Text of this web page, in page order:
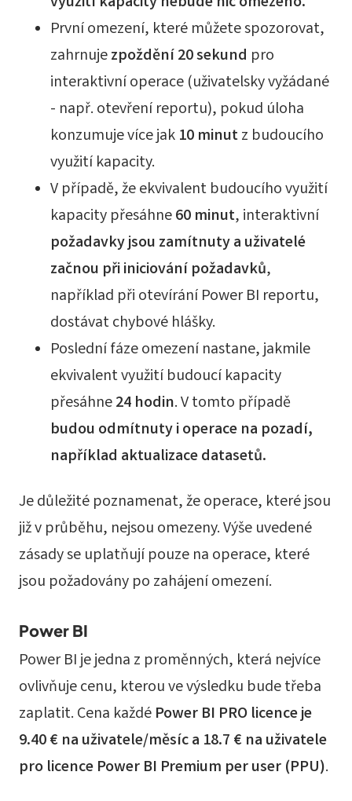
První omezení, které můžete spozorovat,
zahrnujezpoždění 20 sekund pro
interaktivní operace (uživatelsky vyžádané
- např. otevření reportu), pokud úloha
konzumuje více jak 10 minutz budoucího
využití kapacity.
V případě, že ekvivalent budoucího využití
kapacity přesáhne60 minut, interaktivní
požadavky jsou zamítnuty a uživatelé
začnou při iniciování požadavků,
například při otevírání Power BI reportu,
dostávat chybové hlášky.
Poslední fáze omezení nastane, jakmile
ekvivalent využití budoucí kapacity
přesáhne24 hodin. V tomto případě
budou odmítnuty i operace na pozadí,
například aktualizace datasetů.
Je důležité poznamenat, že operace, které jsou
již v průběhu, nejsou omezeny. Výše uvedené
zásady se uplatňují pouze na operace, které
jsou požadovány po zahájení omezení.
Power BI
Power BI je jedna z proměnných, která nejvíce
ovlivňuje cenu, kterou ve výsledku bude třeba
zaplatit. Cena každé Power BI PRO licence je
9.40 € na uživatele/měsíc a 18.7 € na uživatele
pro licence Power BI Premium per user (PPU).